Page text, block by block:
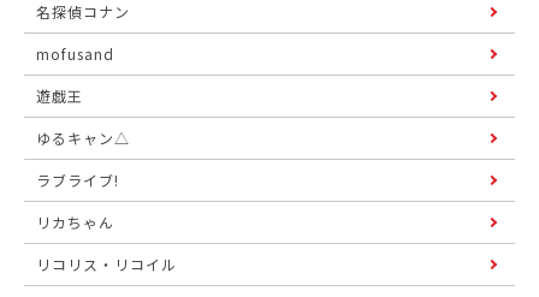
名探偵コナン
mofusand
遊戯王
ゆるキャン△
ラブライブ!
リカちゃん
リコリス・リコイル